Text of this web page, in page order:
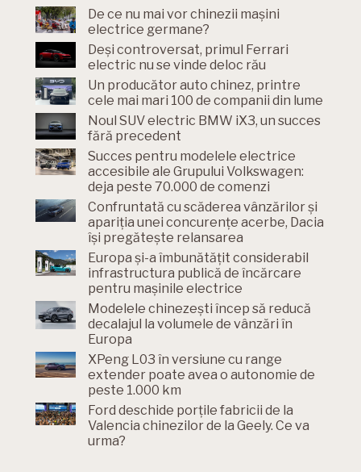
De ce nu mai vor chinezii mașini
electrice germane?
Deși controversat, primul Ferrari
electric nu se vinde deloc rău
Un producător auto chinez, printre
cele mai mari 100 de companii din lume
Noul SUV electric BMW iX3, un succes
fără precedent
Succes pentru modelele electrice
accesibile ale Grupului Volkswagen:
deja peste 70.000 de comenzi
Confruntată cu scăderea vânzărilor și
apariția unei concurențe acerbe, Dacia
își pregătește relansarea
Europa și-a îmbunătățit considerabil
infrastructura publică de încărcare
pentru mașinile electrice
Modelele chinezești încep să reducă
decalajul la volumele de vânzări în
Europa
XPeng L03 în versiune cu range
extender poate avea o autonomie de
peste 1.000 km
Ford deschide porțile fabricii de la
Valencia chinezilor de la Geely. Ce va
urma?